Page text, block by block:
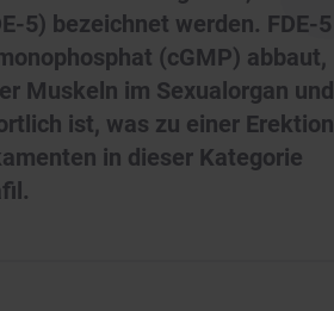
5) bezeichnet werden. FDE-5
(cGMP) abbaut,
Muskeln im Sexualorgan und
ist, was zu einer Erektion
in dieser Kategorie